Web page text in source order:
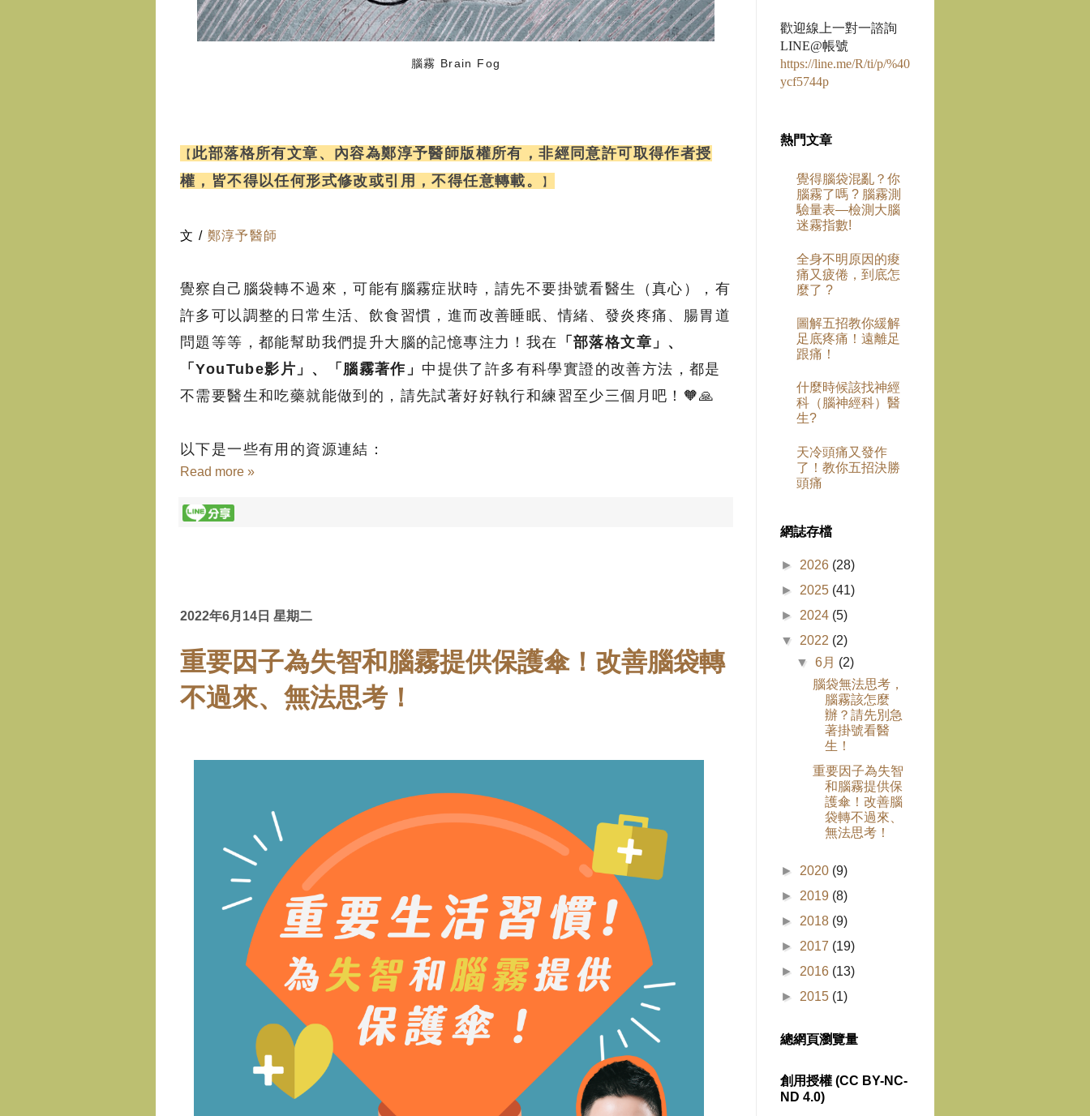
腦霧 Brain Fog
【此部落格所有文章、內容為鄭淳予醫師版權所有，非經同意許可取得作者授
權 ， 皆不得以任何形式修改或引用 ，不得任意轉載。 】
文 / 鄭淳予醫師
覺察自己腦袋轉不過來，可能有腦霧症狀時，請先不要掛號看醫生（真心），有
許多可以調整的日常生活、飲食習慣，進而改善睡眠、情緒、發炎疼痛、腸胃道
問題等等，都能幫助我們提升大腦的記憶專注力！我在
「部落格文章」、
「YouTube影片」、「腦霧著作」 中提供了許多有科學實證的改善方法，都是
不需要醫生和吃藥就能做到的，請先試著好好執行和練習至少三個月吧！🧡🙏
以下是一些有用的資源連結：
Read more »
2022年6月14日 星期二
重要因子為失智和腦霧提供保護傘！改善腦袋轉
不過來、無法思考！
歡迎線上一對一諮詢
LINE@帳號
https://line.me/R/ti/p/%40
ycf5744p
熱門文章
覺得腦袋混亂？你
腦霧了嗎 ? 腦霧測
驗量表—檢測大腦
迷霧指數!
全身不明原因的痠
痛又疲倦，到底怎
麼了 ?
圖解五招教你緩解
足底疼痛！遠離足
跟痛！
什麼時候該找神經
科（腦神經科）醫
生?
天冷頭痛又發作
了！教你五招決勝
頭痛
網誌存檔
► 2026 (28)
► 2025 (41)
► 2024 (5)
▼ 2022 (2)
▼6月 (2)
腦袋無法思考，
腦霧該怎麼
辦？請先別急
著掛號看醫
生！
重要因子為失智
和腦霧提供保
護傘！改善腦
袋轉不過來、
無法思考！
► 2020 (9)
► 2019 (8)
► 2018 (9)
► 2017 (19)
► 2016 (13)
► 2015 (1)
總網頁瀏覽量
創用授權 (CC BY-NC-
ND 4.0)